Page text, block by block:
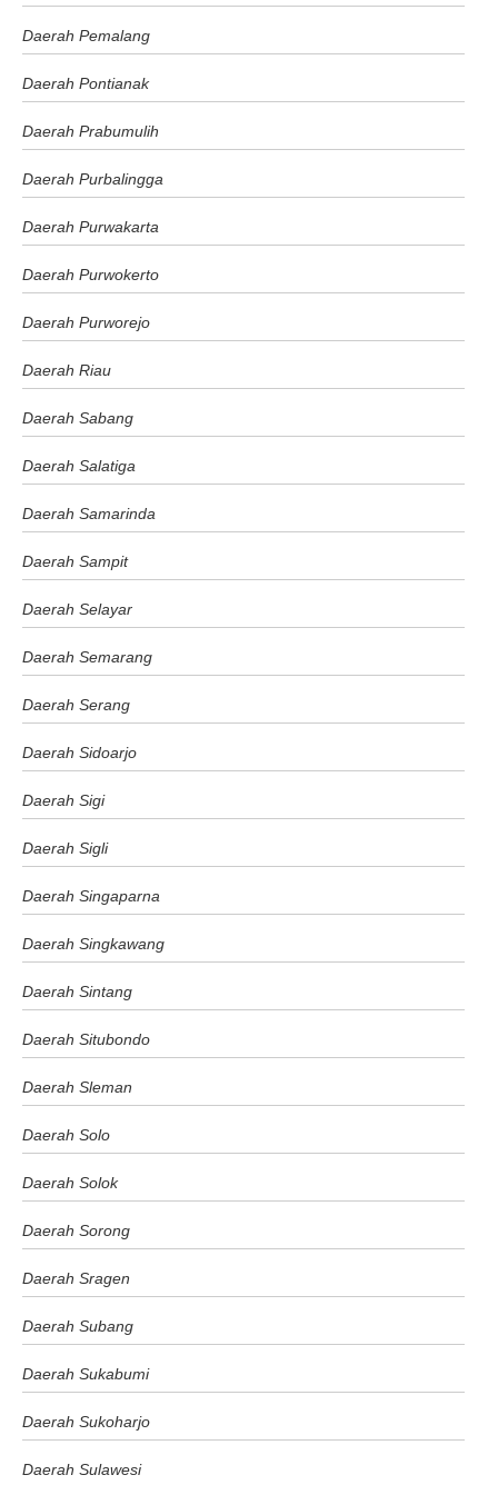
Daerah Pemalang
Daerah Pontianak
Daerah Prabumulih
Daerah Purbalingga
Daerah Purwakarta
Daerah Purwokerto
Daerah Purworejo
Daerah Riau
Daerah Sabang
Daerah Salatiga
Daerah Samarinda
Daerah Sampit
Daerah Selayar
Daerah Semarang
Daerah Serang
Daerah Sidoarjo
Daerah Sigi
Daerah Sigli
Daerah Singaparna
Daerah Singkawang
Daerah Sintang
Daerah Situbondo
Daerah Sleman
Daerah Solo
Daerah Solok
Daerah Sorong
Daerah Sragen
Daerah Subang
Daerah Sukabumi
Daerah Sukoharjo
Daerah Sulawesi